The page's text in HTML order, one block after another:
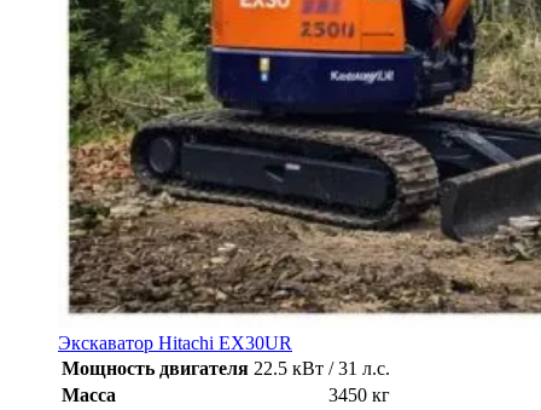
Экскаватор Hitachi EX30UR
Мощность двигателя 22.5 кВт / 31 л.с.
Масса
3450 кг